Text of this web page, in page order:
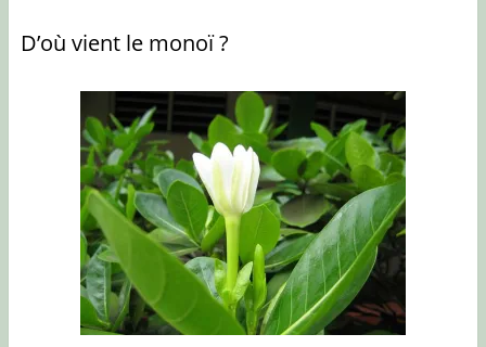
D’où vient le monoï ?